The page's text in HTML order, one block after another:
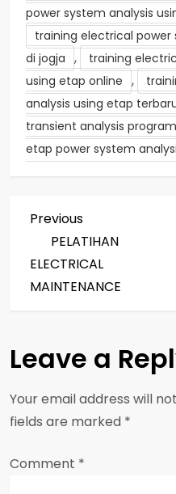
power system analysis
training electrical power
di jogja ,
training
using etap online ,
analysis using etap
transient analysis
etap power system
P
o
s
n
a
v
i
Previous
Post
Previous
PELATIHAN
ELECTRICAL
MAINTENANCE
Leave a
Your email address will
fields are marked *
Comment *